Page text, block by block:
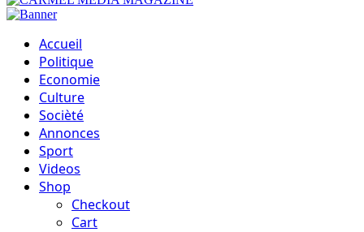
Accueil
Politique
Economie
Culture
Socièté
Annonces
Sport
Videos
Shop
Checkout
Cart